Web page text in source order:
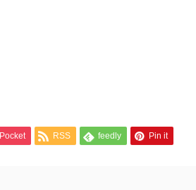
Pocket RSS feedly Pin it